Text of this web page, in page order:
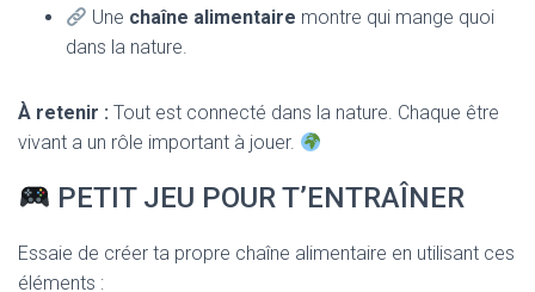
Une chaîne alimentaire montre qui mange quoi
dans la nature.
À retenir : Tout est connecté dans la nature. Chaque être
vivant a un rôle important à jouer.
PETIT JEU POUR T’ENTRAÎNER
Essaie de créer ta propre chaîne alimentaire en utilisant ces
éléments :